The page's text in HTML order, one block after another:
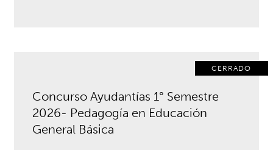
Concurso Ayudantías 1° Semestre
2026- Pedagogía en Educación
General Básica
CERRADO